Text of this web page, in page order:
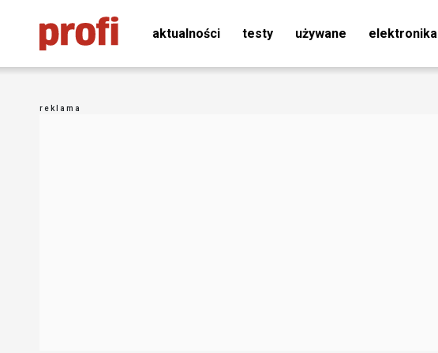
aktualności testy używane elektronika